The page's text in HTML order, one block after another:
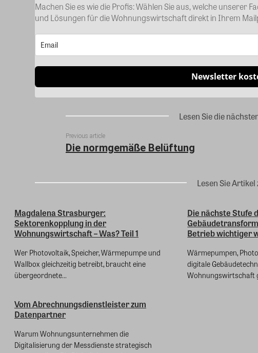
Machen Sie es wie die Profis: Wählen Sie aus, welche unserer
und Lösungen für die Wohnungswirtschaft direkt in Ihrem
Newsletter
Lesen Sie die
Previous article
Die normgemäße Belüftung
Lesen Sie
Magdalena Strasburger:
Sektorenkopplung in der
Wohnungswirtschaft – Was? Teil 1
Wer Photovoltaik, Speicher, Wärmepumpe und
Wallbox gleichzeitig betreibt, braucht eine
übergeordnete...
Die nächste Stufe
Betrieb wichtiger
Wärmepumpen,
digitale
Wohnungswirtschaft
Vom Abrechnungsdienstleister zum
Datenpartner
Warum Wohnungsunternehmen die
Digitalisierung der Messdienste strategisch